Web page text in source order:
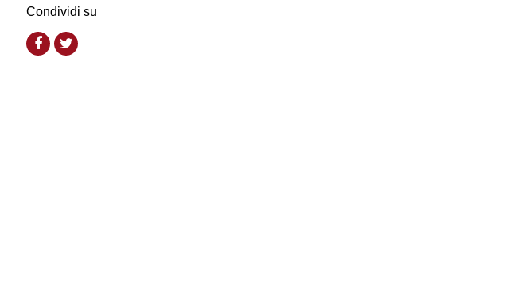
Condividi su